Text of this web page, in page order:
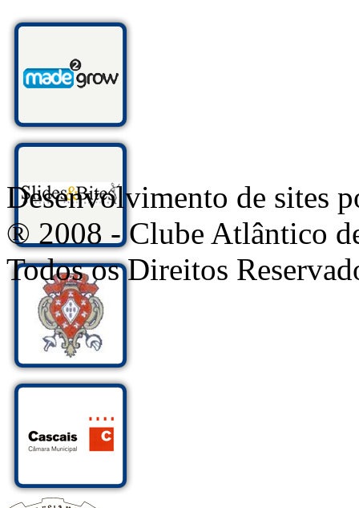
Desenvolvimento de sites
® 2008 - Clube Atlântico
Todos os Direitos